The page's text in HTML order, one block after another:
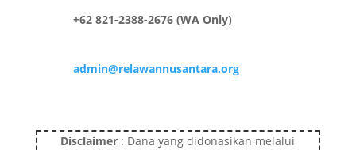
+62 821-2388-2676 (WA Only)
admin@relawannusantara.org
Disclaimer : Dana yang didonasikan melalui